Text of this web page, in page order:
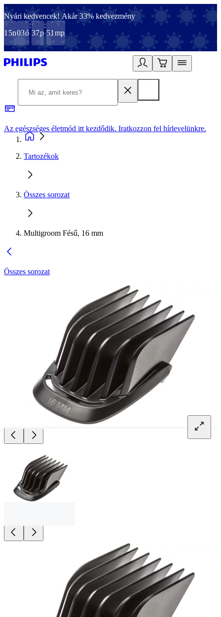
Nyári kedvencek! Akár 33% kedvezmény
15n03ó
:
37p
:
51 mp
Az egészséges életmód itt kezdődik. Iratkozzon fel hírlevelünkre.
Tartozékok
Összes sorozat
Multigroom Fésű, 16 mm
Összes sorozat